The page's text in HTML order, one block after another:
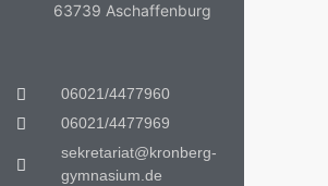
63739 Aschaffenburg
06021/4477960
06021/4477969
sekretariat@kronberg-
gymnasium.de